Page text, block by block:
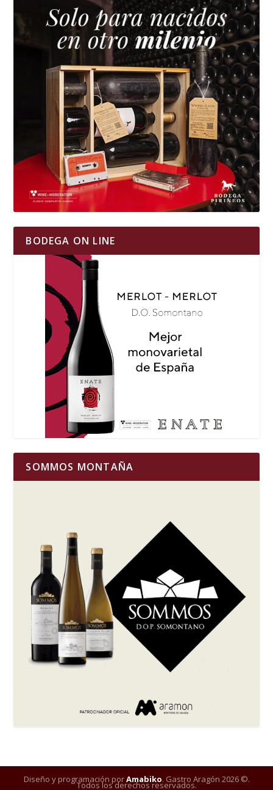
BODEGA ON LINE
SOMMOS MONTAÑA
Diseño y programación porAmabiko. Gastro Aragón 2026 ©.
Todos los derechos reservados.